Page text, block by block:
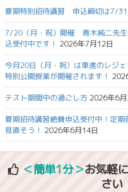
夏期特別招待講習 申込締切は7/31
7/20（月・祝）開催 青木純二先生
込受付中です！ 2026年7月12日
今月20日（月・祝）は東進のレジ
特別公開授業が開催されます！
テスト期間中の過ごし方 2026年6
夏期招待講習絶賛申込受付中！定
見直そう！ 2026年6月14日
＜簡単1分＞お気軽
さい